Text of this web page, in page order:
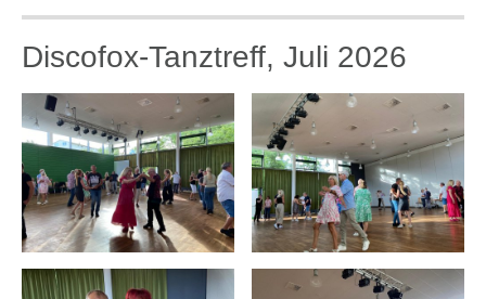
Discofox-Tanztreff, Juli 2026